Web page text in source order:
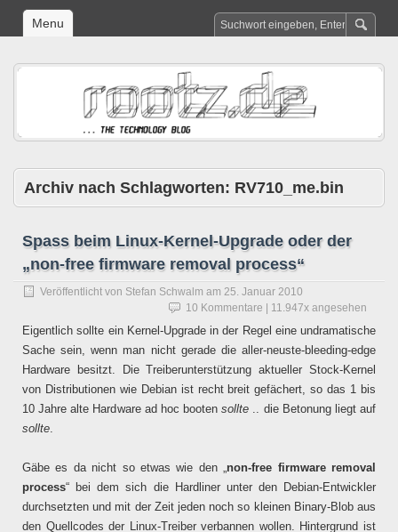
Menu
Archiv nach Schlagworten: RV710_me.bin
Spass beim Linux-Kernel-Upgrade oder der
„non-free firmware removal process“
Veröffentlicht von Stefan Schwalm am 25. Januar 2010
10 Kommentare | 11.947x angesehen
Eigentlich sollte ein Kernel-Upgrade in der Regel eine undramatische
Sache sein, wenn man nicht gerade die aller-neuste-bleeding-edge
Hardware besitzt. Die Treiberunterstützung aktueller Stock-Kernel
von Distributionen wie Debian ist recht breit gefächert, so das 1 bis
10 Jahre alte Hardware ad hoc bootensollte .. die Betonung liegt auf
sollte
Gäbe es da nicht so etwas wie den „ non-free firmware removal
process“ bei dem sich die Hardliner unter den Debian-Entwickler
durchsetzten und mit der Zeit jeden noch so kleinen Binary-Blob aus
den Quellcodes der Linux-Treiber verbannen wollen. Hintergrund ist